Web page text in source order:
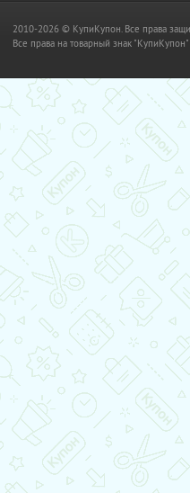
2010-2026 © КупиКупон. Все права
Все права на товарный знак